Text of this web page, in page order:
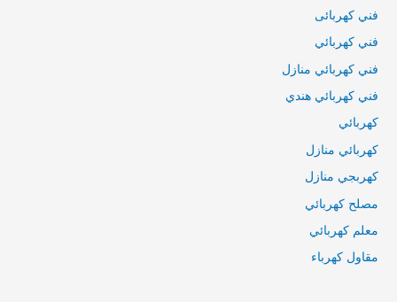
فني كهربائى
فني كهربائي
فني كهربائي منازل
فني كهربائي هندي
كهربائي
كهربائي منازل
كهربجي منازل
مصلح كهربائي
معلم كهربائي
مقاول كهرباء